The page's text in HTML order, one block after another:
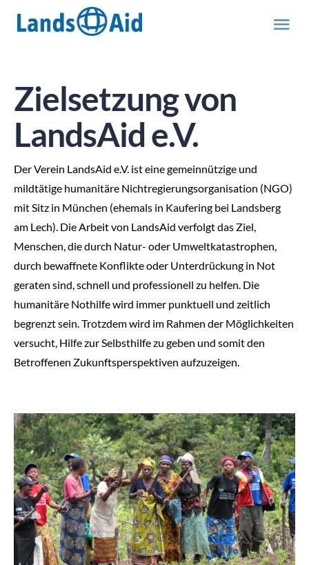
Inhalt
PROJEKTE
ABOUT US (engl.)
AKTUELLES
SPENDEN
Zielsetzung von
LandsAid e.V.
Der Verein LandsAid e.V. ist eine gemeinnützige und
mildtätige humanitäre Nichtregierungsorganisation (NGO)
mit Sitz in München (ehemals in Kaufering bei Landsberg
am Lech). Die Arbeit von LandsAid verfolgt das Ziel,
Menschen, die durch Natur- oder Umweltkatastrophen,
durch bewaffnete Konflikte oder Unterdrückung in Not
geraten sind, schnell und professionell zu helfen. Die
humanitäre Nothilfe wird immer punktuell und zeitlich
begrenzt sein. Trotzdem wird im Rahmen der Möglichkeiten
versucht, Hilfe zur Selbsthilfe zu geben und somit den
Betroffenen Zukunftsperspektiven aufzuzeigen.